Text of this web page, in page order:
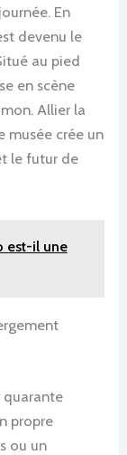
En
devenu le
au pied
en scène
Allier la
musée crée un
le futur de
est-il une
quarante
propre
ou un